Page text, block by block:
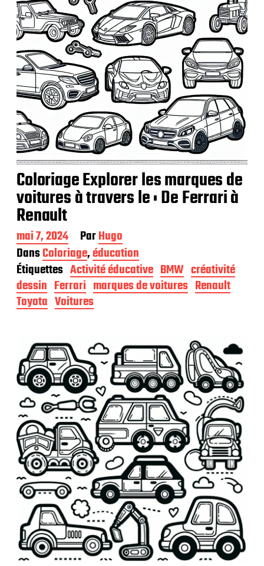
o
n
Coloriage Explorer les marques de
voitures à travers le : De Ferrari à
Renault
D
a
t
e
d
e
p
c
a
t
o
n
mai 7, 2024 ParHugo
DansColoriage,éducation
Étiquettes Activité éducative BMW créativité
dessin Ferrari marques de voitures Renault
Toyota Voitures